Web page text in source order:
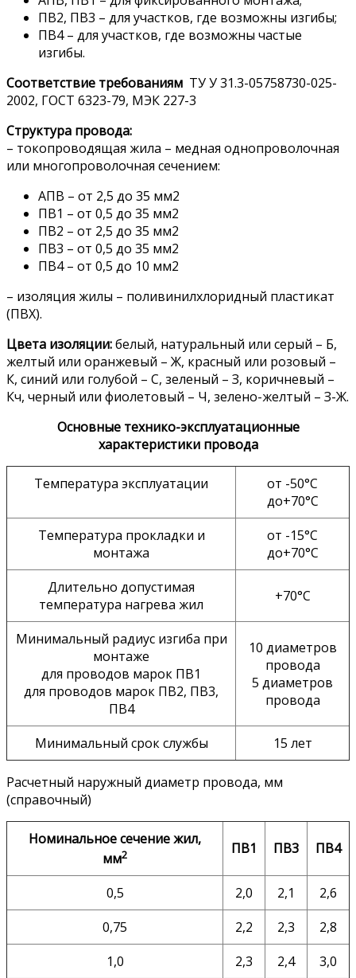
ПВ2, ПВ3 – для участков, где возможны изгибы;
ПВ4 – для участков, где возможны частые
изгибы.
Соответствие требованиям ТУ У 31.3-05758730-025-
2002, ГОСТ 6323-79, МЭК 227-3
Структура провода:
– токопроводящая жила – медная однопроволочная
или многопроволочная сечением:
АПВ – от 2,5 до 35 мм2
ПВ1 – от 0,5 до 35 мм2
ПВ2 – от 2,5 до 35 мм2
ПВ3 – от 0,5 до 35 мм2
ПВ4 – от 0,5 до 10 мм2
– изоляция жилы – поливинилхлоридный пластикат
(ПВХ).
Цвета изоляции:белый, натуральный или серый – Б,
желтый или оранжевый – Ж, красный или розовый –
К, синий или голубой – С, зеленый – З, коричневый –
Кч, черный или фиолетовый – Ч, зелено-желтый – З-Ж.
Основные технико-эксплуатационные
характеристики провода
Температура эксплуатации
от -50°С
до+70°С
Температура прокладки и
монтажа
от -15°С
до+70°С
Длительно допустимая
температура нагрева жил
+70°С
Минимальный радиус изгиба при
монтаже
для проводов марок ПВ1
для проводов марок ПВ2, ПВ3,
ПВ4
10 диаметров
провода
5 диаметров
провода
Минимальный срок службы 15 лет
Расчетный наружный диаметр провода, мм
(справочный)
Номинальное сечение жил,
мм2 ПВ1 ПВ3 ПВ4
0,5 2,0 2,1
2,6
0,75
2,2 2,3
2,8
1,0
2,3 2,4
3,0